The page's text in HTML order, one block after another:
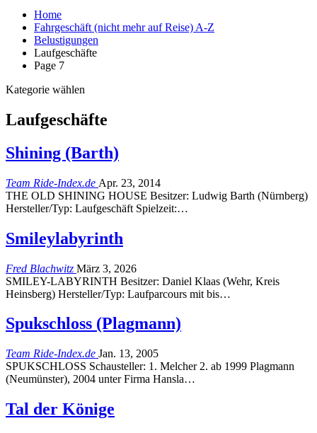
Home
Fahrgeschäft (nicht mehr auf Reise) A-Z
Belustigungen
Laufgeschäfte
Page 7
Kategorie wählen
Laufgeschäfte
Shining (Barth)
Team Ride-Index.de Apr. 23, 2014
THE OLD SHINING HOUSE Besitzer: Ludwig Barth (Nürnberg)
Hersteller/Typ: Laufgeschäft Spielzeit:…
Smileylabyrinth
Fred Blachwitz März 3, 2026
SMILEY-LABYRINTH Besitzer: Daniel Klaas (Wehr, Kreis
Heinsberg) Hersteller/Typ: Laufparcours mit bis…
Spukschloss (Plagmann)
Team Ride-Index.de Jan. 13, 2005
SPUKSCHLOSS Schausteller: 1. Melcher 2. ab 1999 Plagmann
(Neumünster), 2004 unter Firma Hansla…
Tal der Könige